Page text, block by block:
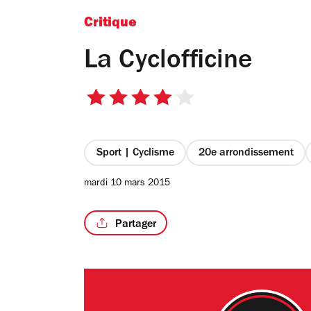
Critique
La Cyclofficine
4
étoiles
Sport | Cyclisme 20e arrondissement
mardi 10 mars 2015
Partager